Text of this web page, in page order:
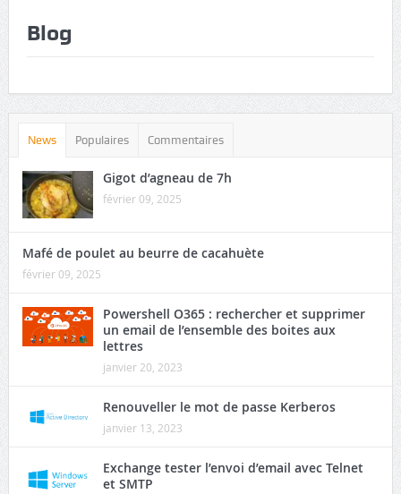
Blog
News Populaires Commentaires
Gigot d’agneau de 7h
février 09, 2025
Mafé de poulet au beurre de cacahuète
février 09, 2025
Powershell O365 : rechercher et supprimer
un email de l’ensemble des boites aux
lettres
janvier 20, 2023
Renouveller le mot de passe Kerberos
janvier 13, 2023
Exchange tester l’envoi d’email avec Telnet
et SMTP